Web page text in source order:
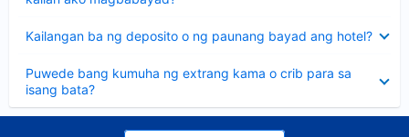
sagot
Kailangan ba ng deposito o ng paunang bayad ang hotel?
ang
Puwede bang kumuha ng extrang kama o crib para sa
isang bata?
ang
sagot